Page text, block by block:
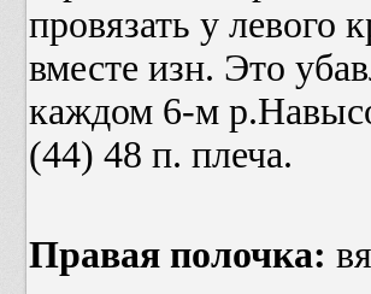
провязать у левого
вместе изн. Это
каждом 6-м
(44) 48 п. плеча.
Правая полочка: